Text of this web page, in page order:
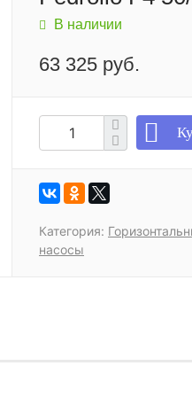
В наличии
63 325 руб.
Категория:
насосы